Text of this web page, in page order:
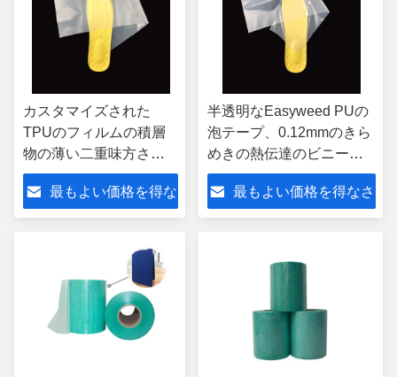
カスタマイズされた
TPUのフィルムの積層
物の薄い二重味方され
た粘着テープ
最もよい価格を得な
半透明なEasyweed PUの
泡テープ、0.12mmのきら
めきの熱伝達のビニール
ロール
最もよい価格を得なさ